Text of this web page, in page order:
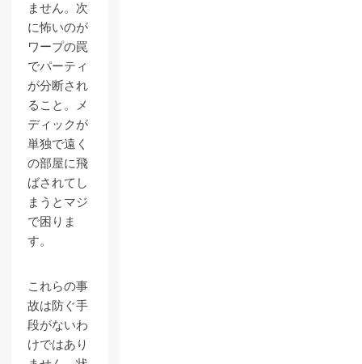
ません。次
に怖いのが
ワープの罠
でパーティ
が分断され
ること。メ
ディックが
単独で遠く
の部屋に飛
ばされてし
まうとマジ
で困りま
す。
これらの事
故は防ぐ手
段がないわ
けではあり